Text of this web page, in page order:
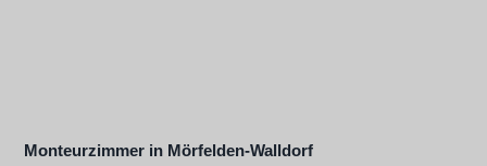
Monteurzimmer in Mörfelden-Walldorf